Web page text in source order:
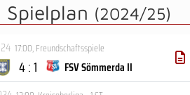
Spielplan (2024/25)
17:00,Freundschaftsspiele
4 : 1
FSV Sömmerda II